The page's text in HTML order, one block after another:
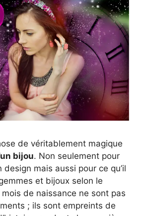
de véritablement magique
bijou. Non seulement pour
design mais aussi pour ce qu’il
et bijoux selon le
de naissance ne sont pas
; ils sont empreints de